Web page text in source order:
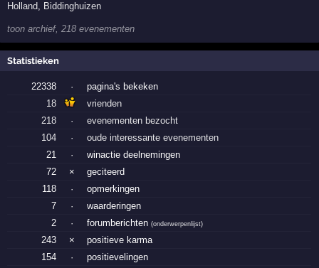
Holland, Biddinghuizen
toon archief, 218 evenementen
Statistieken
22338 ·
pagina's bekeken
18
vrienden
218
·
evenementen bezocht
104
·
oude interessante evenementen
21
·
winactie deelnemingen
72
×
geciteerd
118
·
opmerkingen
7
·
waarderingen
2
· forumberichten(onderwerpenlijst)
243 ×
positieve karma
154
·
positievelingen